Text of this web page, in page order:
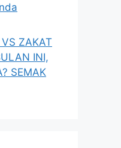
ZAKAT
INI,
SEMAK